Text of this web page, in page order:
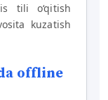
tili o‘qitish
kuzatish
offline